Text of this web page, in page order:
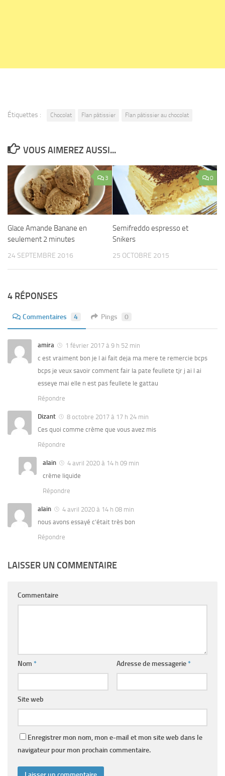
Étiquettes : Chocolat Flan pâtissier Flan pâtissier au chocolat
VOUS AIMEREZ AUSSI...
3
Glace Amande Banane en
seulement 2 minutes
24 SEPTEMBRE 2016
0
Semifreddo espresso et
Snikers
25 OCTOBRE 2015
4 RÉPONSES
Commentaires 4 Pings 0
amira
1 février 2017 à 9 h 52 min
c est vraiment bon je l ai fait deja ma mere te remercie bcps
bcps je veux savoir comment fair la pate feullete tjr j ai l ai
esseye mai elle n est pas feullete le gattau
Répondre
Dizant
8 octobre 2017 à 17 h 24 min
Ces quoi comme crème que vous avez mis
Répondre
alain
4 avril 2020 à 14 h 09 min
crème liquide
Répondre
alain
4 avril 2020 à 14 h 08 min
nous avons essayé c’était très bon
Répondre
LAISSER UN COMMENTAIRE
Commentaire
Nom * Adresse de messagerie*
Site web
Enregistrer mon nom, mon e-mail et mon site web dans le
navigateur pour mon prochain commentaire.